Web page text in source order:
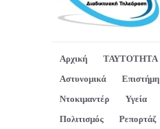
Αρχική ΤΑΥΤΟΤΗΤΑ
Αστυνομικά
Επιστήμη
Ντοκιμαντέρ
Υγεία
Πολιτισμός
Ρεπορτάζ